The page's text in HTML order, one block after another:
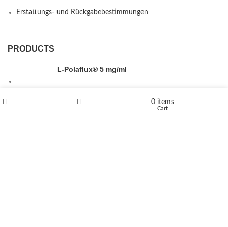
Erstattungs- und Rückgabebestimmungen
PRODUCTS
L-Polaflux® 5 mg/ml
0 items
Cart